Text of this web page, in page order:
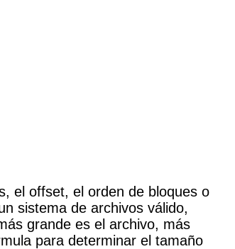
el offset, el orden de bloques o
sistema de archivos válido,
grande es el archivo, más
para determinar el tamaño